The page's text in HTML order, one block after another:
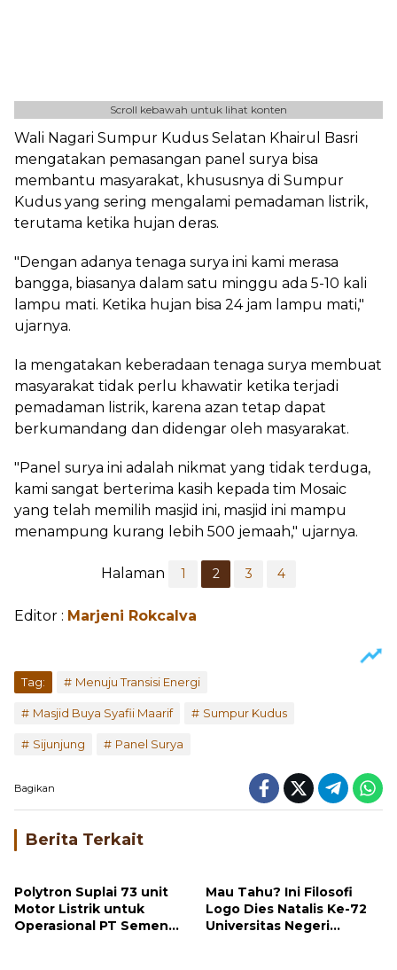
Scroll kebawah untuk lihat konten
Wali Nagari Sumpur Kudus Selatan Khairul Basri
mengatakan pemasangan panel surya bisa
membantu masyarakat, khususnya di Sumpur
Kudus yang sering mengalami pemadaman listrik,
terutama ketika hujan deras.
"Dengan adanya tenaga surya ini kami merasa
bangga, biasanya dalam satu minggu ada 5-10 kali
lampu mati. Ketika hujan bisa 24 jam lampu mati,"
ujarnya.
Ia mengatakan keberadaan tenaga surya membuat
masyarakat tidak perlu khawatir ketika terjadi
pemadaman listrik, karena azan tetap dapat
berkumandang dan didengar oleh masyarakat.
"Panel surya ini adalah nikmat yang tidak terduga,
kami sangat berterima kasih kepada tim Mosaic
yang telah memilih masjid ini, masjid ini mampu
menampung kurang lebih 500 jemaah," ujarnya.
Halaman 1 2 3 4
Editor : Marjeni Rokcalva
Tag: Menuju Transisi Energi
Masjid Buya Syafii Maarif Sumpur Kudus
Sijunjung Panel Surya
Bagikan
Berita Terkait
Polytron Suplai 73 unit
Motor Listrik untuk
Operasional PT Semen
Mau Tahu? Ini Filosofi
Logo Dies Natalis Ke-72
Universitas Negeri